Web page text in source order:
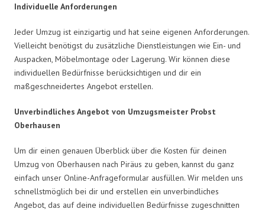
Individuelle Anforderungen
Jeder Umzug ist einzigartig und hat seine eigenen Anforderungen.
Vielleicht benötigst du zusätzliche Dienstleistungen wie Ein- und
Auspacken, Möbelmontage oder Lagerung. Wir können diese
individuellen Bedürfnisse berücksichtigen und dir ein
maßgeschneidertes Angebot erstellen.
Unverbindliches Angebot von Umzugsmeister Probst
Oberhausen
Um dir einen genauen Überblick über die Kosten für deinen
Umzug von Oberhausen nach Piräus zu geben, kannst du ganz
einfach unser Online-Anfrageformular ausfüllen. Wir melden uns
schnellstmöglich bei dir und erstellen ein unverbindliches
Angebot, das auf deine individuellen Bedürfnisse zugeschnitten